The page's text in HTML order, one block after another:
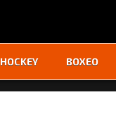
HOCKEY BOXEO